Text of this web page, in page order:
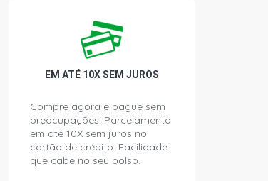
3.0 16V MWM
(2005 - 2012)
EM ATÉ 10X SEM JUROS
Compre agora e pague sem
preocupações! Parcelamento
em até 10X sem juros no
cartão de crédito. Facilidade
que cabe no seu bolso.